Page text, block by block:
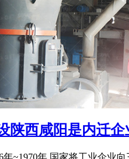
陕西咸阳是内迁
年~1970年,国家将工业企业